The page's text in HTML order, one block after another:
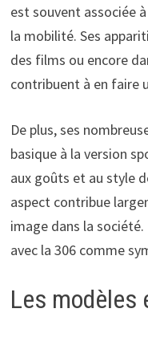
est souvent associée
la mobilité. Ses
des films ou encore
contribuent à en faire
De plus, ses
basique à la version
aux goûts et au style
aspect contribue
image dans la
avec la 306 comme
Les modèles